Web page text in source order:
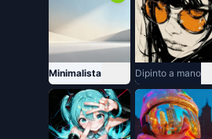
Minimalista Dipinto a mano